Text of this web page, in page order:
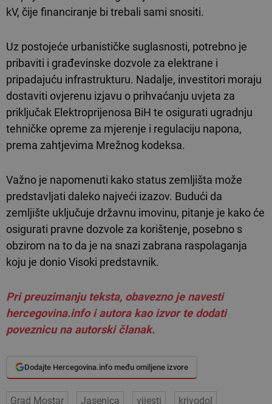
kV, čije financiranje bi trebali sami snositi.
Uz postojeće urbanističke suglasnosti, potrebno je
pribaviti i građevinske dozvole za elektrane i
pripadajuću infrastrukturu. Nadalje, investitori moraju
dostaviti ovjerenu izjavu o prihvaćanju uvjeta za
priključak Elektroprijenosa BiH te osigurati ugradnju
tehničke opreme za mjerenje i regulaciju napona,
prema zahtjevima Mrežnog kodeksa.
Važno je napomenuti kako status zemljišta može
predstavljati daleko najveći izazov. Budući da
zemljište uključuje državnu imovinu, pitanje je kako će
osigurati pravne dozvole za korištenje, posebno s
obzirom na to da je na snazi zabrana raspolaganja
koju je donio Visoki predstavnik.
Pri preuzimanju teksta, obavezno je navesti
hercegovina.info i autora kao izvor te dodati
poveznicu na autorski članak.
Dodajte Hercegovina.info među omiljene izvore
Grad Mostar Jasenica vijesti krivodol